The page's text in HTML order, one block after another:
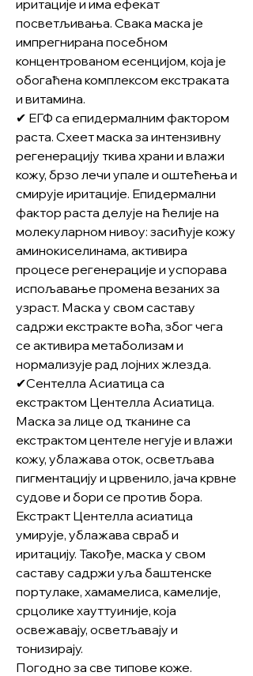
иритације и има ефекат
посветљивања. Свака маска је
импрегнирана посебном
концентрованом есенцијом, која је
обогаћена комплексом екстраката
и витамина.
✔ ЕГФ са епидермалним фактором
раста. Схеет маска за интензивну
регенерацију ткива храни и влажи
кожу, брзо лечи упале и оштећења и
смирује иритације. Епидермални
фактор раста делује на ћелије на
молекуларном нивоу: засићује кожу
аминокиселинама, активира
процесе регенерације и успорава
испољавање промена везаних за
узраст. Маска у свом саставу
садржи екстракте воћа, због чега
се активира метаболизам и
нормализује рад лојних жлезда.
✔Сентелла Асиатица са
екстрактом Центелла Асиатица.
Маска за лице од тканине са
екстрактом центеле негује и влажи
кожу, ублажава оток, осветљава
пигментацију и црвенило, јача крвне
судове и бори се против бора.
Екстракт Центелла асиатица
умирује, ублажава свраб и
иритацију. Такође, маска у свом
саставу садржи уља баштенске
портулаке, хамамелиса, камелије,
срцолике хауттуиније, која
освежавају, осветљавају и
тонизирају.
Погодно за све типове коже.